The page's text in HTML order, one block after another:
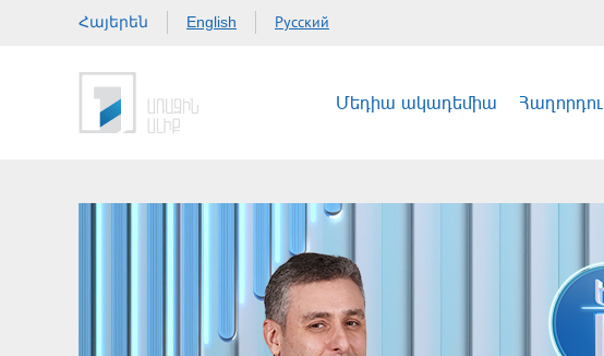
Հայերեն English Русский
Մեդիա ակադեմիա